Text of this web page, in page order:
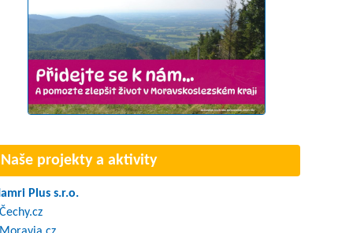
Naše projekty a aktivity
Plus s.r.o.